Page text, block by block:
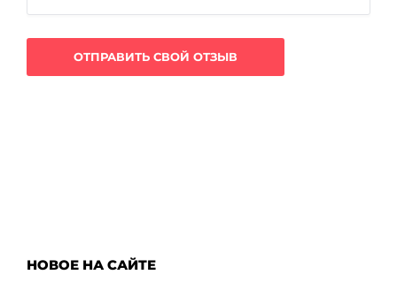
НОВОЕ НА САЙТЕ